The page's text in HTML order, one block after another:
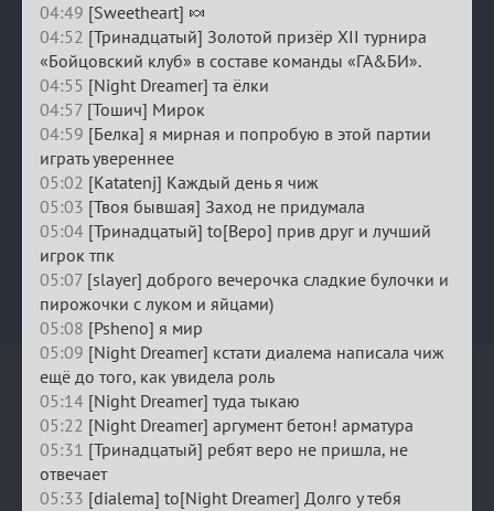
04:49 [Sweetheart] 🍬
04:52 [Тринадцатый] Золотой призёр XII турнира
«Бойцовский клуб» в составе команды «ГА&БИ».
04:55 [Night Dreamer] та ёлки
04:57 [Тошич] Мирок
04:59 [Белка] я мирная и попробую в этой партии
играть увереннее
05:02 [Katatenj] Каждый день я чиж
05:03 [Твоя бывшая] Заход не придумала
05:04 [Тринадцатый] to[Веро] прив друг и лучший
игрок тпк
05:07 [slayer] доброго вечерочка сладкие булочки и
пирожочки с луком и яйцами)
05:08 [Psheno] я мир
05:09 [Night Dreamer] кстати диалема написала чиж
ещё до того, как увидела роль
05:14 [Night Dreamer] туда тыкаю
05:22 [Night Dreamer] аргумент бетон! арматура
05:31 [Тринадцатый] ребят веро не пришла, не
отвечает
05:33 [dialema] to[Night Dreamer] Долго у тебя